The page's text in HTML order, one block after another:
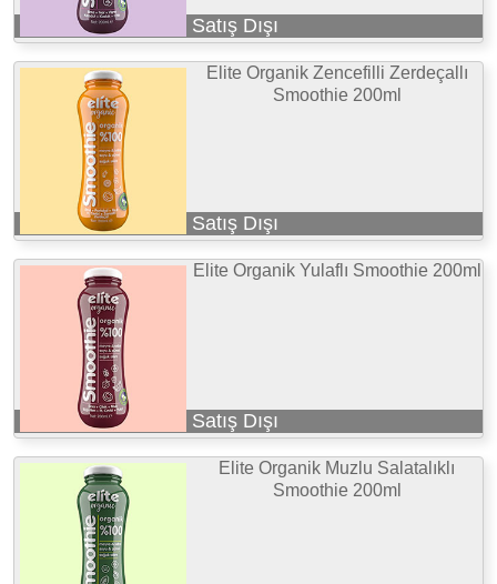
Satış Dışı
Elite Organik Zencefilli Zerdeçallı
Smoothie 200ml
Satış Dışı
Elite Organik Yulaflı Smoothie 200ml
Satış Dışı
Elite Organik Muzlu Salatalıklı
Smoothie 200ml